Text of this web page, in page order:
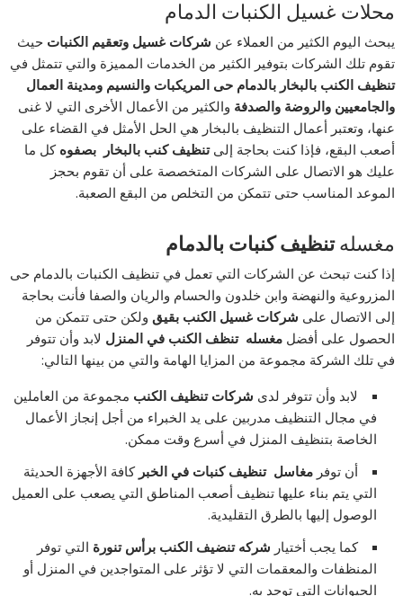
محلات غسيل الكنبات الدمام
يبحث اليوم الكثير من العملاء عن شركات غسيل وتعقيم الكنبات حيث
تقوم تلك الشركات بتوفير الكثير من الخدمات المميزة والتي تتمثل في
تنظيف الكنب بالبخار بالدمام حى المريكبات والنسيم ومدينة العمال
والجامعيين والروضة والصدفة والكثير من الأعمال الأخرى التي لا غنى
عنها، وتعتبر أعمال التنظيف بالبخار هي الحل الأمثل في القضاء على
أصعب البقع، فإذا كنت بحاجة إلىتنظيف كنب بالبخار بصفوهكل ما
عليك هو الاتصال على الشركات المتخصصة على أن تقوم بحجز
الموعد المناسب حتى تتمكن من التخلص من البقع الصعبة.
مغسله تنظيف كنبات بالدمام
إذا كنت تبحث عن الشركات التي تعمل في تنظيف الكنبات بالدمام حى
المزروعية والنهضة وابن خلدون والحسام والريان والصفا فأنت بحاجة
إلى الاتصال على شركات غسيل الكنب بقيق ولكن حتى تتمكن من
الحصول على أفضلمغسله تنظف الكنب في المنزل لابد وأن تتوفر
في تلك الشركة مجموعة من المزايا الهامة والتي من بينها التالي:
لابد وأن تتوفر لدى شركات تنظيف الكنب مجموعة من العاملين
في مجال التنظيف مدربين على يد الخبراء من أجل إنجاز الأعمال
الخاصة بتنظيف المنزل في أسرع وقت ممكن.
أن توفرمغاسل تنظيف كنبات في الخبركافة الأجهزة الحديثة
التي يتم بناء عليها تنظيف أصعب المناطق التي يصعب على العميل
الوصول إليها بالطرق التقليدية.
كما يجب أختيار شركه تنضيف الكنب برأس تنورة التي توفر
المنظفات والمعقمات التي لا تؤثر على المتواجدين في المنزل أو
الحيوانات التي توجد به.